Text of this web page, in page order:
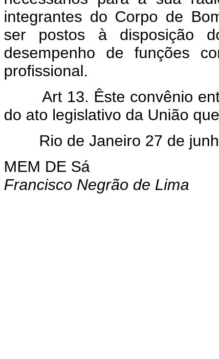
integrantes do Corpo de
ser postos à disposição
desempenho de funções
profissional.
Art 13. Êste convênio
do ato legislativo da União
Rio de Janeiro 27 de
MEM DE Sá
Francisco Negrão de Lima